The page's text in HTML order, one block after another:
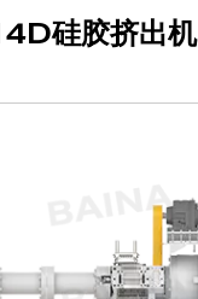
硅胶挤出机